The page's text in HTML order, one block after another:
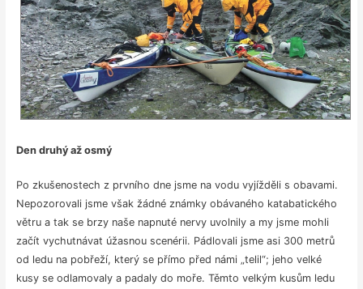
Den druhý až osmý
Po zkušenostech z prvního dne jsme na vodu vyjížděli s obavami.
Nepozorovali jsme však žádné známky obávaného katabatického
větru a tak se brzy naše napnuté nervy uvolnily a my jsme mohli
začít vychutnávat úžasnou scenérii. Pádlovali jsme asi 300 metrů
od ledu na pobřeží, který se přímo před námi „telil“; jeho velké
kusy se odlamovaly a padaly do moře. Těmto velkým kusům ledu